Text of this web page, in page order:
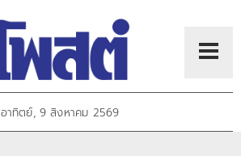
อาทิตย์, 9 สิงหาคม 2569